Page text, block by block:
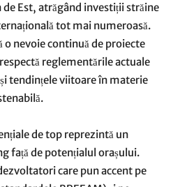
Est, atrăgând investiții străine
tot mai numeroasă.
o nevoie continuă de proiecte
reglementările actuale
tendințele viitoare în materie
de top reprezintă un
față de potențialul orașului.
care pun accent pe